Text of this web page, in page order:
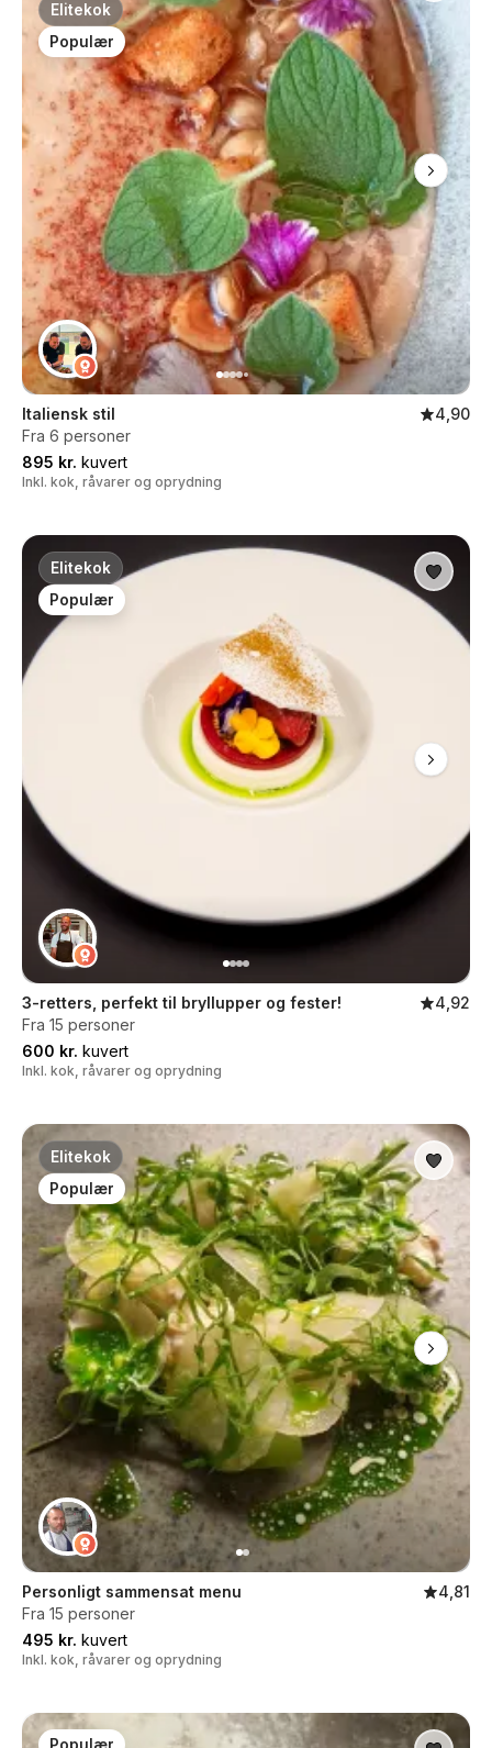
Elitekok
Populær
Italiensk stil
4,90
Fra 6 personer
895 kr. kuvert
Inkl. kok, råvarer og oprydning
Elitekok
Populær
3-retters, perfekt til bryllupper og fester!
4,92
Fra 15 personer
600 kr. kuvert
Inkl. kok, råvarer og oprydning
Elitekok
Populær
Personligt sammensat menu
4,81
Fra 15 personer
495 kr. kuvert
Inkl. kok, råvarer og oprydning